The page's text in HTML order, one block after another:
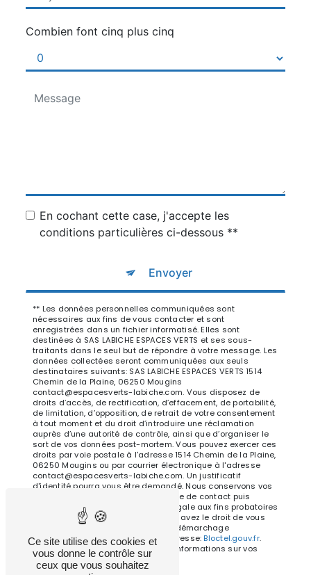
Combien font cinq plus cinq
En cochant cette case, j'accepte les
conditions particulières ci-dessous **
Envoyer
** Les données personnelles communiquées sont
nécessaires aux fins de vous contacter et sont
enregistrées dans un fichier informatisé. Elles sont
destinées à SAS LABICHE ESPACES VERTS et ses sous-
traitants dans le seul but de répondre à votre message. Les
données collectées seront communiquées aux seuls
destinataires suivants: SAS LABICHE ESPACES VERTS 1514
Chemin de la Plaine, 06250 Mougins
contact@espacesverts-labiche.com. Vous disposez de
droits d’accès, de rectification, d’effacement, de portabilité,
de limitation, d’opposition, de retrait de votre consentement
à tout moment et du droit d’introduire une réclamation
auprès d’une autorité de contrôle, ainsi que d’organiser le
sort de vos données post-mortem. Vous pouvez exercer ces
droits par voie postale à l'adresse 1514 Chemin de la Plaine,
06250 Mougins ou par courrier électronique à l'adresse
contact@espacesverts-labiche.com. Un justificatif
d'identité pourra vous être demandé. Nous conservons vos
données pendant la période de prise de contact puis
pendant la durée de prescription légale aux fins probatoires
et de gestion des contentieux. Vous avez le droit de vous
inscrire sur la liste d'opposition au démarchage
téléphonique, disponible à cette adresse: Bloctel.gouv.fr.
Consultez le site cnil.fr pour plus d’informations sur vos
droits.
Ce site utilise des cookies et
vous donne le contrôle sur
ceux que vous souhaitez